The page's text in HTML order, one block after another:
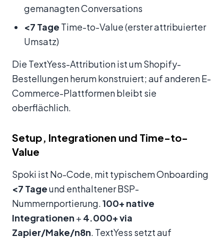
gemanagten Conversations
<7 Tage Time-to-Value (erster attribuierter
Umsatz)
Die TextYess-Attribution ist um Shopify-
Bestellungen herum konstruiert; auf anderen E-
Commerce-Plattformen bleibt sie
oberflächlich.
Setup, Integrationen und Time-to-
Value
Spoki ist No-Code, mit typischem Onboarding
<7 Tageund enthaltener BSP-
Nummernportierung.100+ native
Integrationen + 4.000+ via
Zapier/Make/n8n. TextYess setzt auf